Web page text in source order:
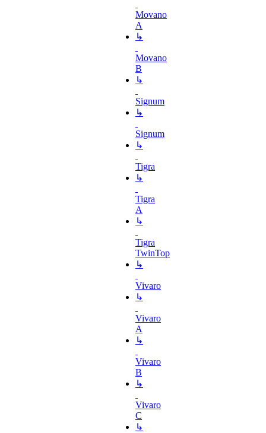
Movano
A
↳
Movano
B
↳
Signum
↳
Signum
↳
Tigra
↳
Tigra
A
↳
Tigra
TwinTop
↳
Vivaro
↳
Vivaro
A
↳
Vivaro
B
↳
Vivaro
C
↳